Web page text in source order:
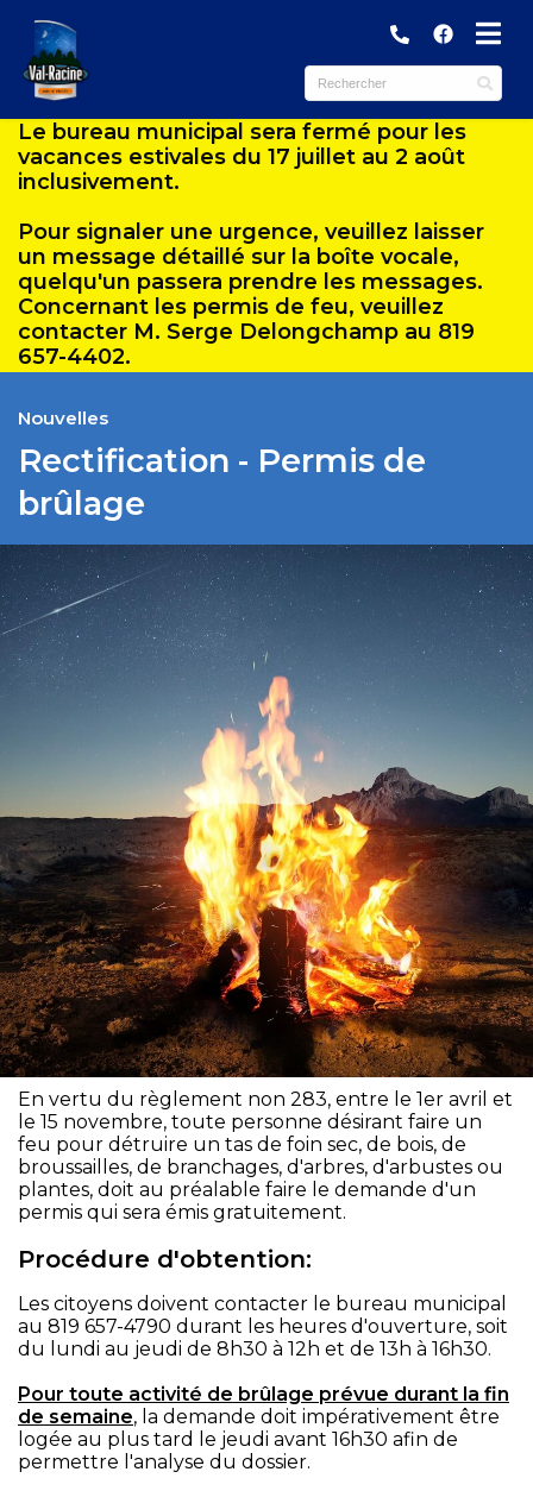
(Municipalité )
(Services )
(Culture et loisirs )
(Tourisme et Commerces )
Le bureau municipal sera fermé pour les
vacances estivales du 17 juillet au 2 août
inclusivement.
Pour signaler une urgence, veuillez laisser
un message détaillé sur la boîte vocale,
quelqu'un passera prendre les messages.
Concernant les permis de feu, veuillez
contacter M. Serge Delongchamp au 819
657-4402.
Nouvelles
Rectification - Permis de
brûlage
En vertu du règlement non 283, entre le 1er avril et
le 15 novembre, toute personne désirant faire un
feu pour détruire un tas de foin sec, de bois, de
broussailles, de branchages, d'arbres, d'arbustes ou
plantes, doit au préalable faire le demande d'un
permis qui sera émis gratuitement.
Procédure d'obtention:
Les citoyens doivent contacter le bureau municipal
au 819 657-4790 durant les heures d'ouverture, soit
du lundi au jeudi de 8h30 à 12h et de 13h à 16h30.
Pour toute activité de brûlage prévue durant la fin
de semaine, la demande doit impérativement être
logée au plus tard le jeudi avant 16h30 afin de
permettre l'analyse du dossier.